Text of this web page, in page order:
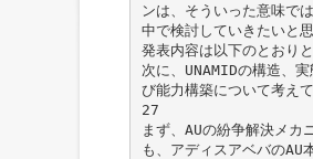
ンは、そういった意味で
中で検討していきたいと思
発表内容は以下のとおり
次に、UNAMIDの構造、
び能力構築について考え
27
まず、AUの紛争解決メ
も、アディスアベバの